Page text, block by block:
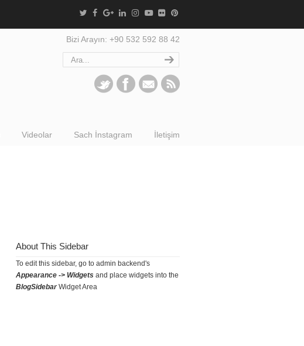
Bizi Arayın: +90 532 592 88 42
Videolar Sach İnstagram İletişim
About This Sidebar
To edit this sidebar, go to admin backend's
Appearance -> Widgets and place widgets into the
BlogSidebarWidget Area